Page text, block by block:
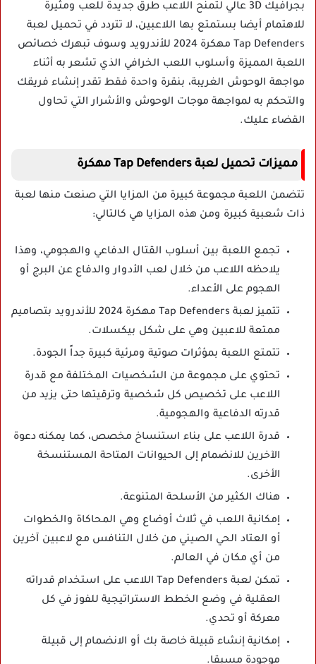
بجرافيك 3D عالي لتمنح اللاعب طرق جديدة للعب ومثيرة
للاهتمام أيضا بستمتع بها اللاعبين، لا تتردد في تحميل لعبة
Tap Defenders مهكرة 2024 للأندرويد وسوف تبهرك خصائص
اللعبة المميزة وأسلوب اللعب الخرافي الذي تشعر به أثناء
مواجهة الوحوش الغريبة، بنقرة واحدة فقط تقدر إنشاء فريقك
والتحكم به لمواجهة موجات الوحوش والأشرار التي تحاول
القضاء عليك.
مميزات تحميل لعبة Tap Defenders مهكرة
تتضمن اللعبة مجموعة كبيرة من المزايا التي صنعت منها لعبة
ذات شعبية كبيرة ومن هذه المزايا هي كالتالي:
تجمع اللعبة بين أسلوب القتال الدفاعي والهجومي، وهذا
يلاحظه اللاعب من خلال لعب الأدوار والدفاع عن البرج أو
الهجوم على الأعداء.
تتميز لعبة Tap Defenders مهكرة 2024 للأندرويد بتصاميم
ممتعة للاعبين وهي على شكل بيكسلات.
تتمتع اللعبة بمؤثرات صوتية ومرئية كبيرة جداً الجودة.
تحتوي على مجموعة من الشخصيات المختلفة مع قدرة
اللاعب على تخصيص كل شخصية وترقيتها حتى يزيد من
قدرته الدفاعية والهجومية.
قدرة اللاعب على بناء استنساخ مخصص، كما يمكنه دعوة
الآخرين للانضمام إلى الحيوانات المتاحة المستنسخة
الأخرى.
هناك الكثير من الأسلحة المتنوعة.
إمكانية اللعب في ثلاث أوضاع وهي المحاكاة والخطوات
أو العتاد الحي الصيني من خلال التنافس مع لاعبين آخرين
من أي مكان في العالم.
تمكن لعبة Tap Defenders اللاعب على استخدام قدراته
العقلية في وضع الخطط الاستراتيجية للفوز في كل
معركة أو تحدي.
إمكانية إنشاء قبيلة خاصة بك أو الانضمام إلى قبيلة
موجودة مسبقا.